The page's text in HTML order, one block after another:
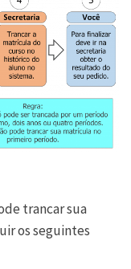
trancar sua
os seguintes